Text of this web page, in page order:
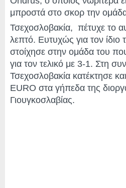
μπροστά στο σκορ την
Τσεχοσλοβακία, πέτυχε το
λεπτό. Ευτυχώς για τον ίδιο
στοίχησε στην ομάδα του
για τον τελικό με 3-1. Στη
Τσεχοσλοβακία κατέκτησε
EURO στα γήπεδα της
Γιουγκοσλαβίας.